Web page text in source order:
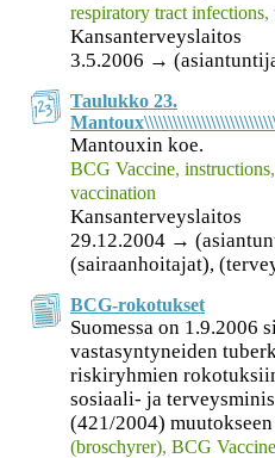
respiratory tract infections,
Kansanterveyslaitos
3.5.2006 →
Taulukko 23.
Mantouxin koe.
BCG Vaccine, instructions
vaccination
Kansanterveyslaitos
29.12.2004 →
(sairaanhoitajat),
BCG-rokotukset
Suomessa on
vastasyntyneiden
riskiryhmien
sosiaali- ja
(421/2004)
(broschyrer), BCG Vaccine